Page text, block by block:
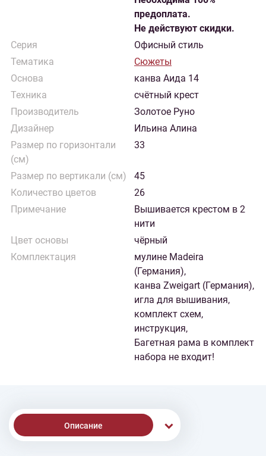
предоплата.
Не действуют скидки.
Серия
Офисный стиль
Тематика
Сюжеты
Основа
канва Аида 14
Техника
счётный крест
Производитель
Золотое Руно
Дизайнер
Ильина Алина
Размер по горизонтали
(см)
33
Размер по вертикали (см)
45
Количество цветов
26
Примечание
Вышивается крестом в 2
нити
Цвет основы
чёрный
Комплектация
мулине Madeira
(Германия),
канва Zweigart (Германия),
игла для вышивания,
комплект схем,
инструкция,
Багетная рама в комплект
набора не входит!
Описание